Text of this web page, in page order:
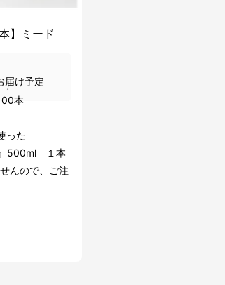
】ミード
届け予定
）
本
った
500ml １本
んので、ご注